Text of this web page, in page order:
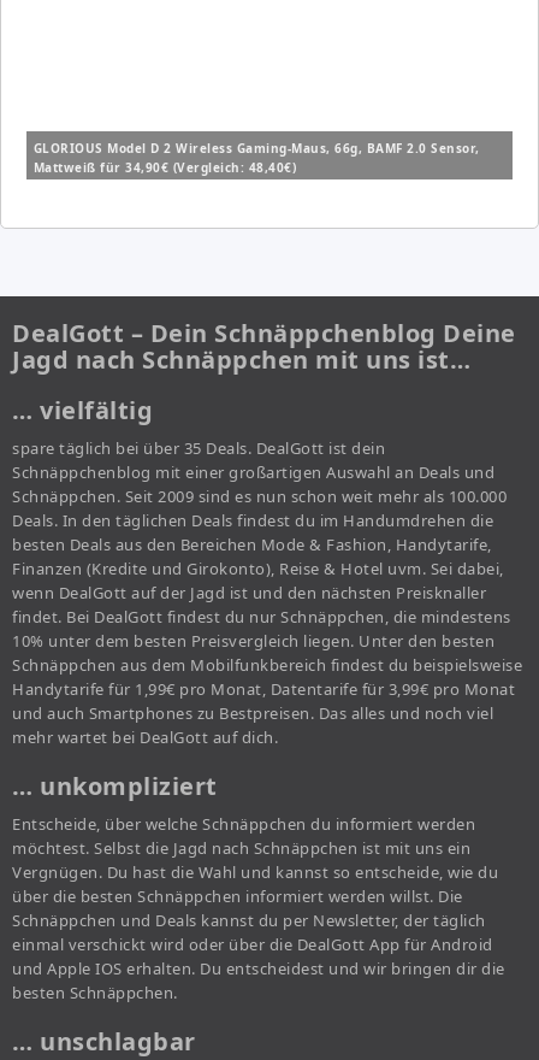
GLORIOUS Model D 2 Wireless Gaming-Maus, 66g, BAMF 2.0 Sensor,
Mattweiß für 34,90€ (Vergleich: 48,40€)
DealGott – Dein Schnäppchenblog Deine
Jagd nach Schnäppchen mit uns ist…
… vielfältig
spare täglich bei über 35 Deals. DealGott ist dein
Schnäppchenblog mit einer großartigen Auswahl an Deals und
Schnäppchen. Seit 2009 sind es nun schon weit mehr als 100.000
Deals. In den täglichen Deals findest du im Handumdrehen die
besten Deals aus den Bereichen Mode & Fashion, Handytarife,
Finanzen (Kredite und Girokonto), Reise & Hotel uvm. Sei dabei,
wenn DealGott auf der Jagd ist und den nächsten Preisknaller
findet. Bei DealGott findest du nur Schnäppchen, die mindestens
10% unter dem besten Preisvergleich liegen. Unter den besten
Schnäppchen aus dem Mobilfunkbereich findest du beispielsweise
Handytarife für 1,99€ pro Monat, Datentarife für 3,99€ pro Monat
und auch Smartphones zu Bestpreisen. Das alles und noch viel
mehr wartet bei DealGott auf dich.
… unkompliziert
Entscheide, über welche Schnäppchen du informiert werden
möchtest. Selbst die Jagd nach Schnäppchen ist mit uns ein
Vergnügen. Du hast die Wahl und kannst so entscheide, wie du
über die besten Schnäppchen informiert werden willst. Die
Schnäppchen und Deals kannst du per Newsletter, der täglich
einmal verschickt wird oder über die DealGott App für Android
und Apple IOS erhalten. Du entscheidest und wir bringen dir die
besten Schnäppchen.
… unschlagbar